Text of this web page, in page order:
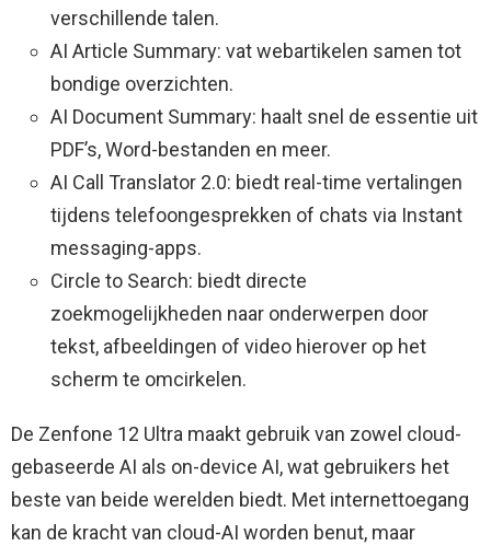
verschillende talen.
AI Article Summary: vat webartikelen samen tot
bondige overzichten.
AI Document Summary: haalt snel de essentie uit
PDF’s, Word-bestanden en meer.
AI Call Translator 2.0: biedt real-time vertalingen
tijdens telefoongesprekken of chats via Instant
messaging-apps.
Circle to Search: biedt directe
zoekmogelijkheden naar onderwerpen door
tekst, afbeeldingen of video hierover op het
scherm te omcirkelen.
De Zenfone 12 Ultra maakt gebruik van zowel cloud-
gebaseerde AI als on-device AI, wat gebruikers het
beste van beide werelden biedt. Met internettoegang
kan de kracht van cloud-AI worden benut, maar